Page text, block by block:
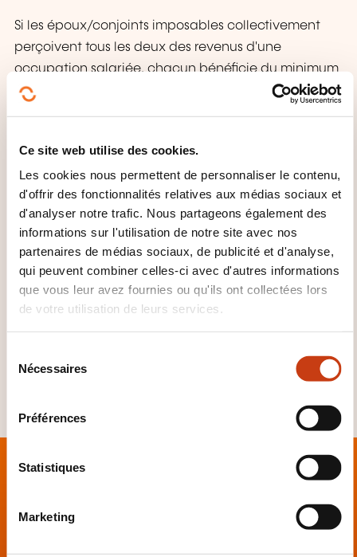
Ce site web utilise des cookies.
Les cookies nous permettent de personnaliser le contenu,
d'offrir des fonctionnalités relatives aux médias sociaux et
d'analyser notre trafic. Nous partageons également des
informations sur l'utilisation de notre site avec nos
partenaires de médias sociaux, de publicité et d'analyse,
qui peuvent combiner celles-ci avec d'autres informations
que vous leur avez fournies ou qu'ils ont collectées lors
de votre utilisation de leurs services.
Nécessaires
Préférences
Statistiques
Marketing
Si les époux/conjoints imposables collectivement
perçoivent tous les deux des revenus d'une
occupation salariée, chacun bénéficie du minimum
forfaitaire de 540€. Dans le cas où l'ensemble des
Il est recommandé au salarié d'expliquer au bureau
d'imposition que les frais exposés par luisont
directement en relation avec l'exercice de sa
profession (par exemple en expliquant en quoi la
formation suivie peut l'aider à progresser dans sa
carrière professionnelle) et de fournir au bureau
d'imposition les pièces justificatives prouvant le